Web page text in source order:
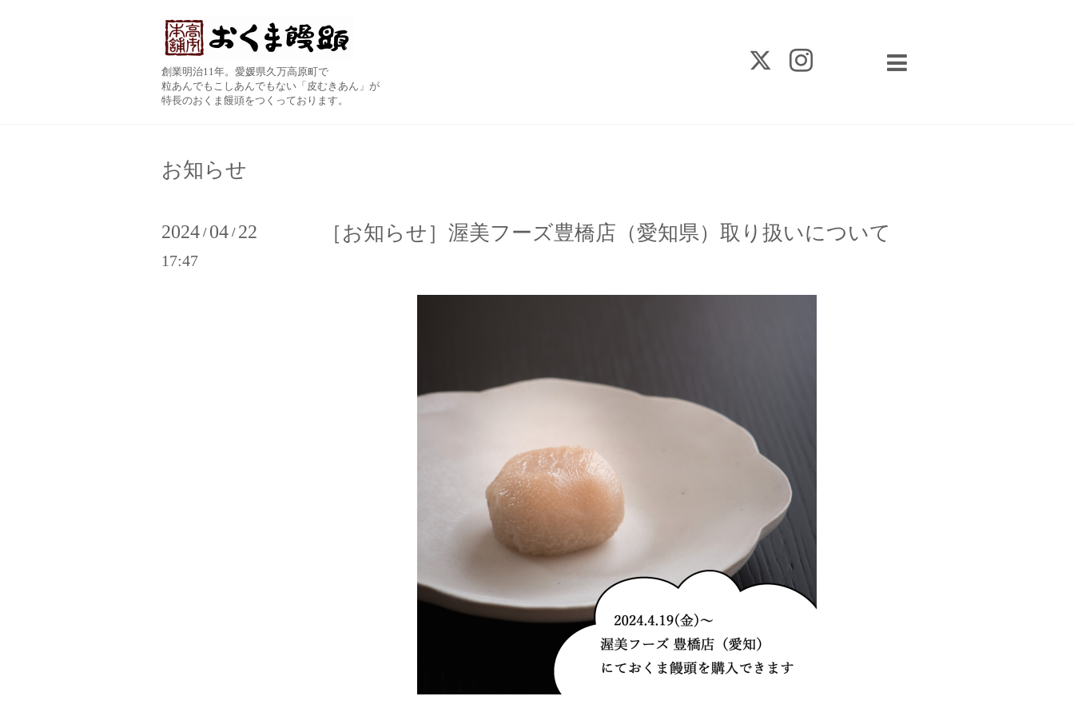
創業明治11年。愛媛県久万高原町で
粒あんでもこしあんでもない「皮むきあん」が
特長のおくま饅頭をつくっております。
お知らせ
2024 / 04 / 22
17:47
［お知らせ］渥美フーズ豊橋店（愛知県）取り扱いについて